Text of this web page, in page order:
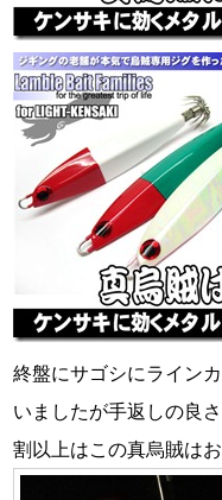
終盤にサゴシにライン
いましたが手返しの良
割以上はこの真烏賊は